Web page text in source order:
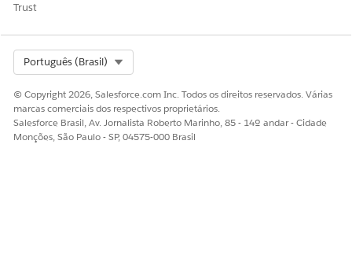
Trust
Português (Brasil)
© Copyright 2026, Salesforce.com Inc. Todos os direitos reservados. Várias
marcas comerciais dos respectivos proprietários.
Salesforce Brasil, Av. Jornalista Roberto Marinho, 85 - 14º andar - Cidade
Monções, São Paulo - SP, 04575-000 Brasil